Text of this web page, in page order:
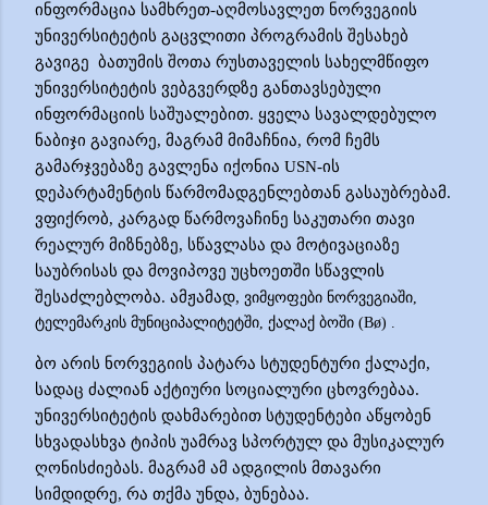
ინფორმაცია სამხრეთ-აღმოსავლეთ ნორვეგიის
უნივერსიტეტის გაცვლითი პროგრამის შესახებ
გავიგე ბათუმის შოთა რუსთაველის სახელმწიფო
უნივერსიტეტის ვებგვერდზე განთავსებული
ინფორმაციის საშუალებით. ყველა სავალდებულო
ნაბიჯი გავიარე, მაგრამ მიმაჩნია, რომ ჩემს
გამარჯვებაზე გავლენა იქონია USN-ის
დეპარტამენტის წარმომადგენლებთან გასაუბრებამ.
ვფიქრობ, კარგად წარმოვაჩინე საკუთარი თავი
რეალურ მიზნებზე, სწავლასა და მოტივაციაზე
საუბრისას და მოვიპოვე უცხოეთში სწავლის
შესაძლებლობა. ამჟამად, ვიმყოფები ნორვეგიაში,
ტელემარკის მუნიციპალიტეტში, ქალაქ ბოში (Bø) .
ბო არის ნორვეგიის პატარა სტუდენტური ქალაქი,
სადაც ძალიან აქტიური სოციალური ცხოვრებაა.
უნივერსიტეტის დახმარებით სტუდენტები აწყობენ
სხვადასხვა ტიპის უამრავ სპორტულ და მუსიკალურ
ღონისძიებას. მაგრამ ამ ადგილის მთავარი
სიმდიდრე, რა თქმა უნდა, ბუნებაა.